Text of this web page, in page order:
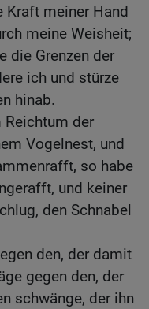
Kraft meiner Hand
meine Weisheit;
die Grenzen der
ich und stürze
hinab.
Reichtum der
Vogelnest, und
so habe
und keiner
den Schnabel
den, der damit
gegen den, der
schwänge, der ihn